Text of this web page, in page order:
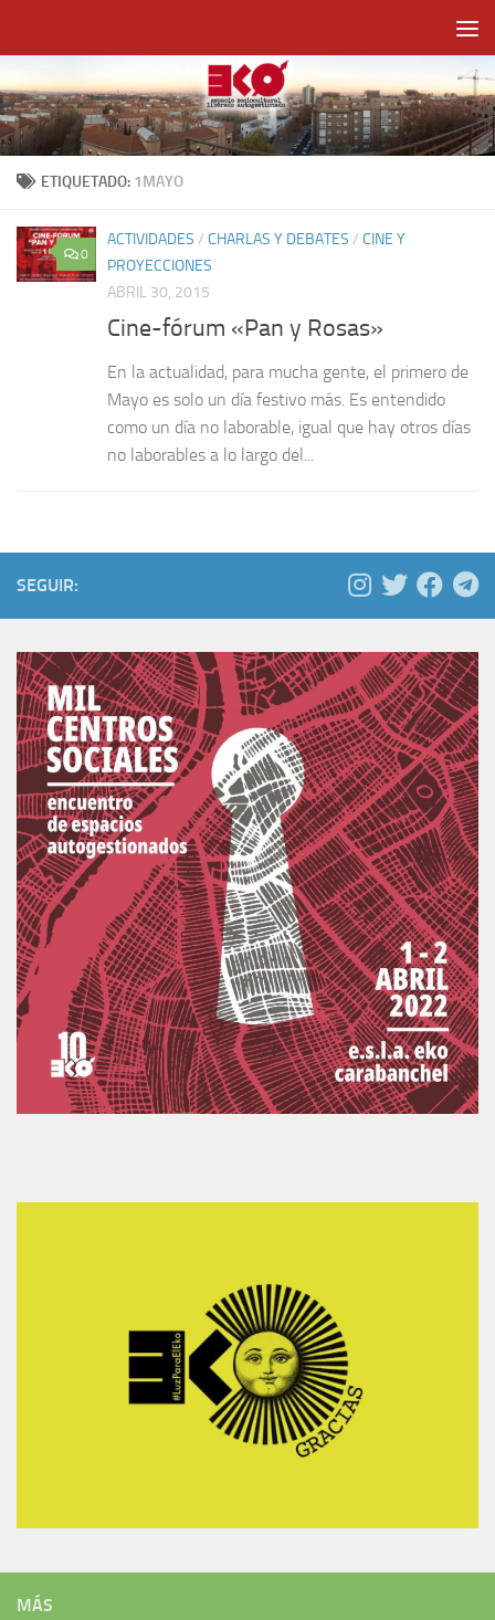
ETIQUETADO: 1MAYO
0
ACTIVIDADES / CHARLAS Y DEBATES / CINE Y
PROYECCIONES
ABRIL 30, 2015
Cine-fórum «Pan y Rosas»
En la actualidad, para mucha gente, el primero de
Mayo es solo un día festivo más. Es entendido
como un día no laborable, igual que hay otros días
no laborables a lo largo del...
SEGUIR:
MÁS